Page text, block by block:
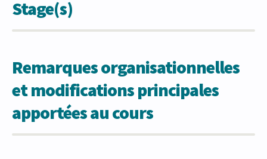
Stage(s)
Remarques organisationnelles
et modifications principales
apportées au cours